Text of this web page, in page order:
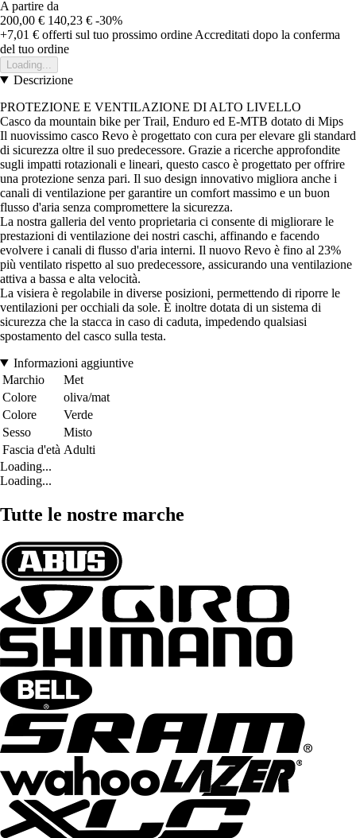
A partire da
200,00 € 140,23 € -30%
+7,01 € offerti sul tuo prossimo ordine Accreditati dopo la conferma
del tuo ordine
Loading...
Descrizione
PROTEZIONE E VENTILAZIONE DI ALTO LIVELLO
Casco da mountain bike per Trail, Enduro ed E-MTB dotato di Mips
Il nuovissimo casco Revo è progettato con cura per elevare gli standard
di sicurezza oltre il suo predecessore. Grazie a ricerche approfondite
sugli impatti rotazionali e lineari, questo casco è progettato per offrire
una protezione senza pari. Il suo design innovativo migliora anche i
canali di ventilazione per garantire un comfort massimo e un buon
flusso d'aria senza compromettere la sicurezza.
La nostra galleria del vento proprietaria ci consente di migliorare le
prestazioni di ventilazione dei nostri caschi, affinando e facendo
evolvere i canali di flusso d'aria interni. Il nuovo Revo è fino al 23%
più ventilato rispetto al suo predecessore, assicurando una ventilazione
attiva a bassa e alta velocità.
La visiera è regolabile in diverse posizioni, permettendo di riporre le
ventilazioni per occhiali da sole. È inoltre dotata di un sistema di
sicurezza che la stacca in caso di caduta, impedendo qualsiasi
spostamento del casco sulla testa.
Informazioni aggiuntive
Marchio
Met
Colore
oliva/mat
Colore
Verde
Sesso
Misto
Fascia d'età Adulti
Loading...
Loading...
Tutte le nostre marche